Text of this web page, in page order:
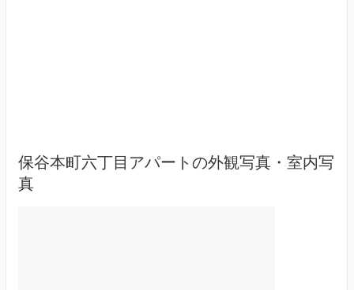
保谷本町六丁目アパートの外観写真・室内写
真